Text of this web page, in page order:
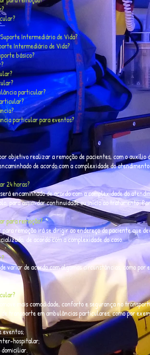
Intermediário de Vida?
Intermediário de Vida?
básico?
particular?
particular para eventos?
objetivo realizar a remoção de pacientes, com o auxílio
de acordo com a complexidade do
24 horas?
encaminhado de acordo com a complexidade do
para assim dar continuidade ou início ao tratamento.
para remoção?
remoção irá se dirigir ao endereço do paciente que
de acordo com a complexidade do caso.
variar de acordo com algumas circunstâncias, como por
mais comodidade, conforto e segurança no
transporte em ambulâncias particulares, como por
eventos;
hospitalar;